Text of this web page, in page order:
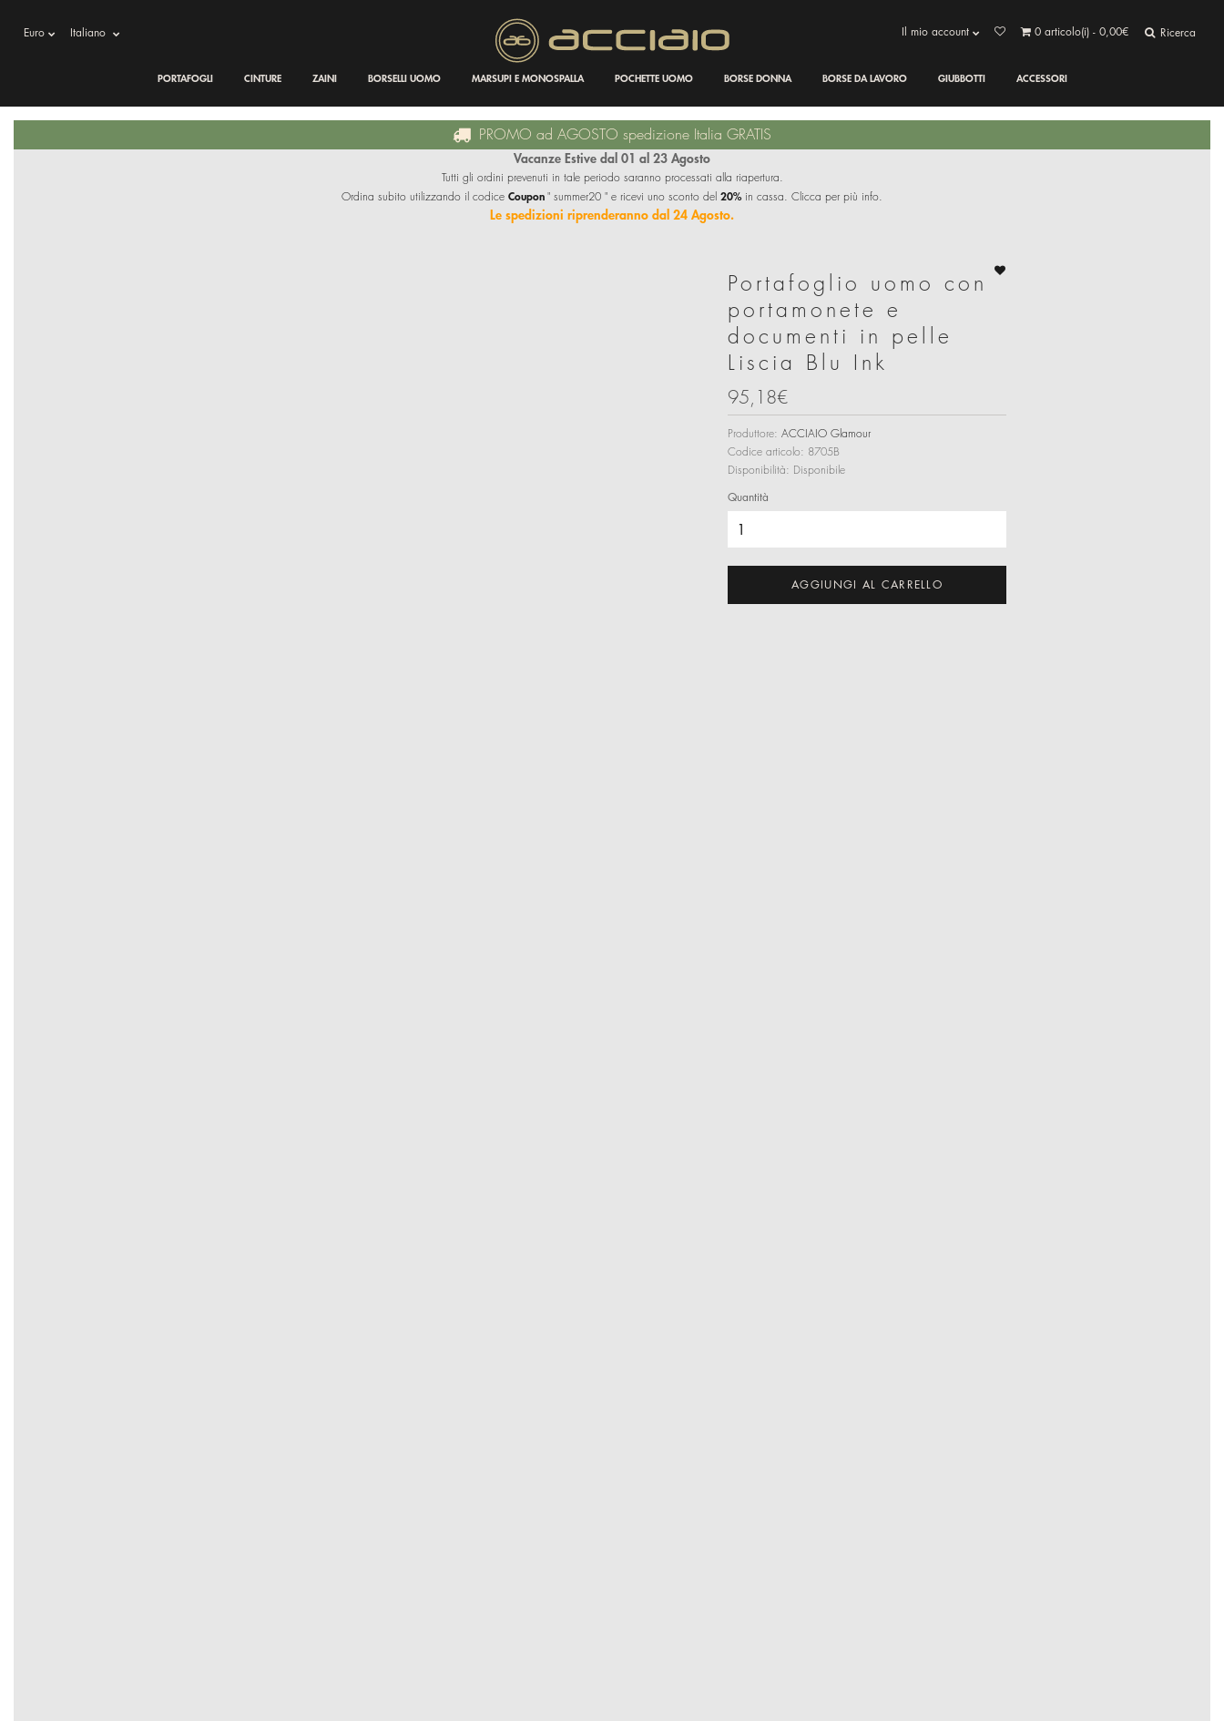
Il mio account 0 articolo(i) - 0,00€ Ricerca
Euro Italiano
PORTAFOGLI CINTURE ZAINI BORSELLI UOMO MARSUPI E MONOSPALLA POCHETTE UOMO BORSE DONNA BORSE DA LAVORO GIUBBOTTI ACCESSORI
PROMO ad AGOSTO spedizione Italia GRATIS
Vacanze Estive dal 01 al 23 Agosto
Tutti gli ordini prevenuti in tale periodo saranno processati alla riapertura.
Ordina subito utilizzando il codice Coupon" summer20 " e ricevi uno sconto del 20% in cassa. Clicca per più info.
Le spedizioni riprenderanno dal 24 Agosto.
Portafoglio uomo con
portamonete e
documenti in pelle
Liscia Blu Ink
95,18€
Produttore: ACCIAIO Glamour
Codice articolo: 8705B
Disponibilità: Disponibile
Quantità
AGGIUNGI AL CARRELLO